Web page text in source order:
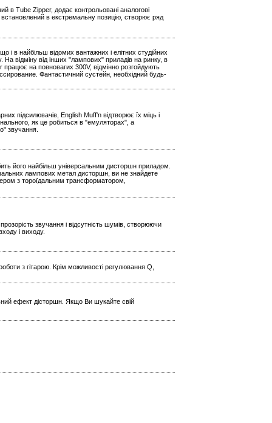
в Tube Zipper, додає контрольовані аналогові
в екстремальну позицію, створює ряд
в найбільш відомих вантажних і елітних студійних
відміну від інших "лампових" приладів на ринку, в
на повновагих 300V, відмінно розгойдують
Фантастичний сустейн, необхідний будь-
підсилювачів, English Muff'n відтворює їх міць і
як це робиться в "емуляторах", а
звучання.
його найбільш універсальним дисторшн приладом.
лампових метал дисторшн, ви не знайдете
з тороїдальним трансформатором,
звучання і відсутність шумів, створюючи
і виходу.
з гітарою. Крім можливості регулювання Q,
ефект дісторшн. Якщо Ви шукайте свій